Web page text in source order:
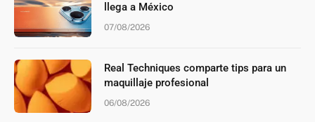
llega a México
07/08/2026
Real Techniques comparte tips para un
maquillaje profesional
06/08/2026